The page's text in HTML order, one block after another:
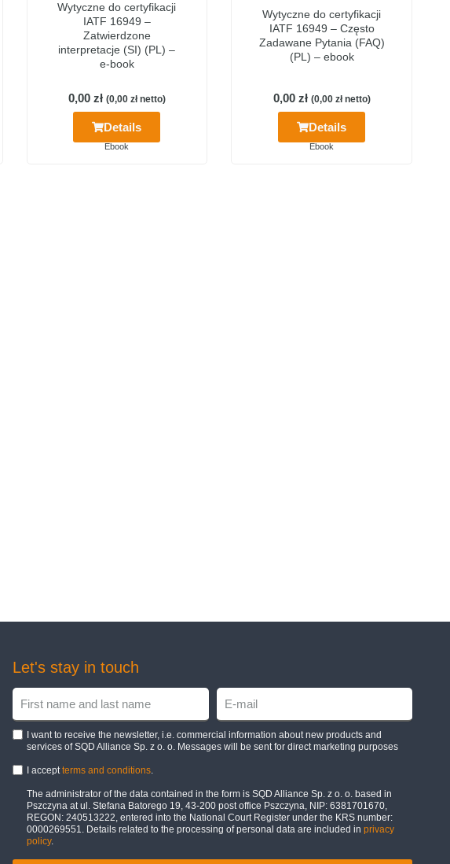
Wytyczne do certyfikacji
IATF 16949 –
Zatwierdzone
interpretacje (SI) (PL) –
e-book
0,00 zł (0,00 złnetto)
Details
Ebook
Wytyczne do certyfikacji
IATF 16949 – Często
Zadawane Pytania (FAQ)
(PL) – ebook
0,00 zł (0,00 złnetto)
Details
Ebook
Let's stay in touch
I want to receive the newsletter, i.e. commercial information about new products and
services of SQD Alliance Sp. z o. o. Messages will be sent for direct marketing purposes
I acceptterms and conditions
The administrator of the data contained in the form is SQD Alliance Sp. z o. o. based in
Pszczyna at ul. Stefana Batorego 19, 43-200 post office Pszczyna, NIP: 6381701670,
REGON: 240513222, entered into the National Court Register under the KRS number:
0000269551. Details related to the processing of personal data are included inprivacy
policy.